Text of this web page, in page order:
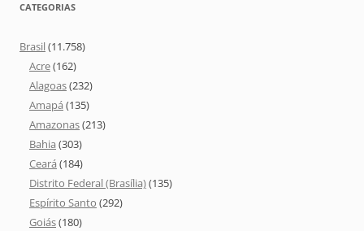
CATEGORIAS
Brasil(11.758)
Acre(162)
Alagoas(232)
Amapá (135)
Amazonas(213)
Bahia (303)
Ceará (184)
Distrito Federal (Brasília)(135)
Espírito Santo (292)
Goiás(180)